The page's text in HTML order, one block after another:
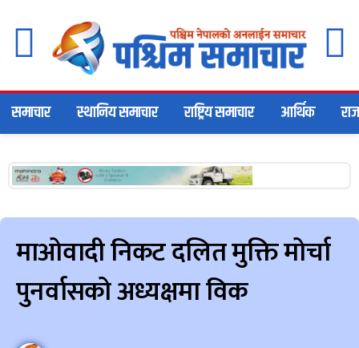
समाचार स्थानिय समाचार राष्ट्रिय समाचार आर्थिक
माओवादी निकट दलित मुक्ति मोर्चा
पुनर्वासको अध्यक्षमा विक